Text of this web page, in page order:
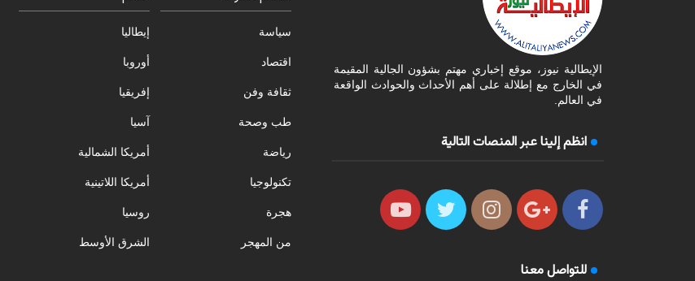
الإيطالية نيوز، موقع إخباري مهتم بشؤون الجالية المقيمة
في الخارج مع إطلالة على أهم الأحداث والحوادث الواقعة
في العالم.
انظم إلينا عبر المنصات التالية
للتواصل معنا
سياسة
اقتصاد
ثقافة وفن
طب وصحة
رياضة
تكنولوجيا
هجرة
من المهجر
إيطاليا
أوروبا
إفريقيا
آسيا
أمريكا الشمالية
أمريكا اللاتينية
روسيا
الشرق الأوسط